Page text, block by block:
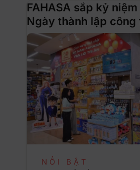
FAHASA sắp kỷ
Ngày thành lập công
NỔI BẬT